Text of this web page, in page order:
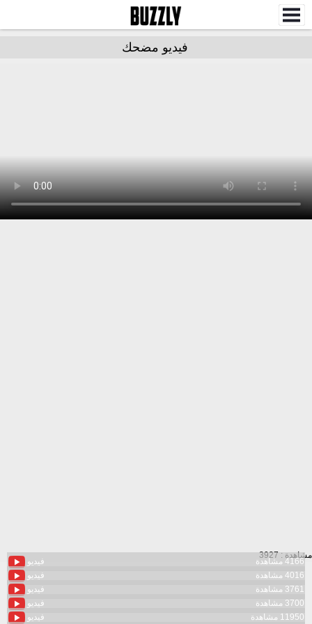
فيديو مضحك
مشاهدة : 3927
فيديو
4166 مشاهدة
فيديو
4016 مشاهدة
فيديو
3761 مشاهدة
فيديو
3700 مشاهدة
فيديو
11950 مشاهدة